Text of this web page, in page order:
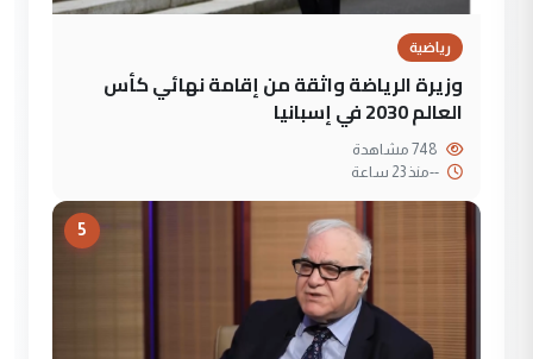
رياضية
وزيرة الرياضة واثقة من إقامة نهائي كأس
العالم 2030 في إسبانيا
--منذ 23 ساعة
5